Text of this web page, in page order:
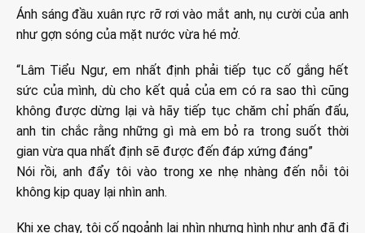
Ánh sáng đầu xuân rực rỡ rơi vào mắt anh, nụ cười của anh
như gợn sóng của mặt nước vừa hé mở.
“Lâm Tiểu Ngư, em nhất định phải tiếp tục cố gắng hết
sức của mình, dù cho kết quả của em có ra sao thì cũng
không được dừng lại và hãy tiếp tục chăm chỉ phấn đấu,
anh tin chắc rằng những gì mà em bỏ ra trong suốt thời
gian vừa qua nhất định sẽ được đến đáp xứng đáng”
Nói rồi, anh đẩy tôi vào trong xe nhẹ nhàng đến nỗi tôi
không kịp quay lại nhìn anh.
Khi xe chạy, tôi cố ngoảnh lại nhìn nhưng hình như anh đã đi